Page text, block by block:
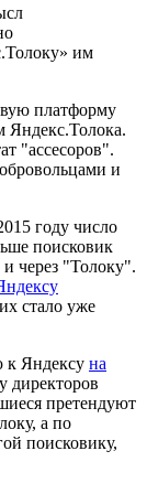
им
платформу
Яндекс.Толока.
"ассесоров".
и
году число
поисковик
и через "Толоку".
стало уже
к Яндексу на
директоров
претендуют
а по
поисковику,